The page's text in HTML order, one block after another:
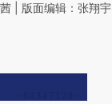
| 版面编辑：张翔宇